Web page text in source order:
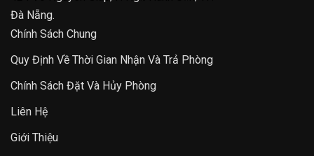
Đà Nẵng.
Chính Sách Chung
Quy Định Về Thời Gian Nhận Và Trả Phòng
Chính Sách Đặt Và Hủy Phòng
Liên Hệ
Giới Thiệu